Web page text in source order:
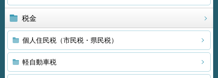
税金
個人住民税（市民税・県民税）
軽自動車税